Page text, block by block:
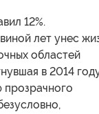
12%.
лет унес
областей
в 2014
прозрачного